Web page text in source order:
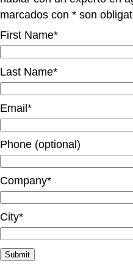
marcados con * son
First Name*
Last Name*
Email*
Phone (optional)
Company*
City*